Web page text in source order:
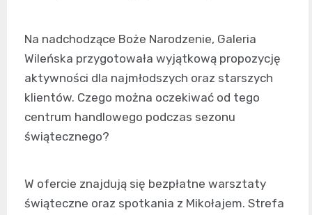
Na nadchodzące Boże Narodzenie, Galeria
Wileńska przygotowała wyjątkową propozycję
aktywności dla najmłodszych oraz starszych
klientów. Czego można oczekiwać od tego
centrum handlowego podczas sezonu
świątecznego?
W ofercie znajdują się bezpłatne warsztaty
świąteczne oraz spotkania z Mikołajem. Strefa